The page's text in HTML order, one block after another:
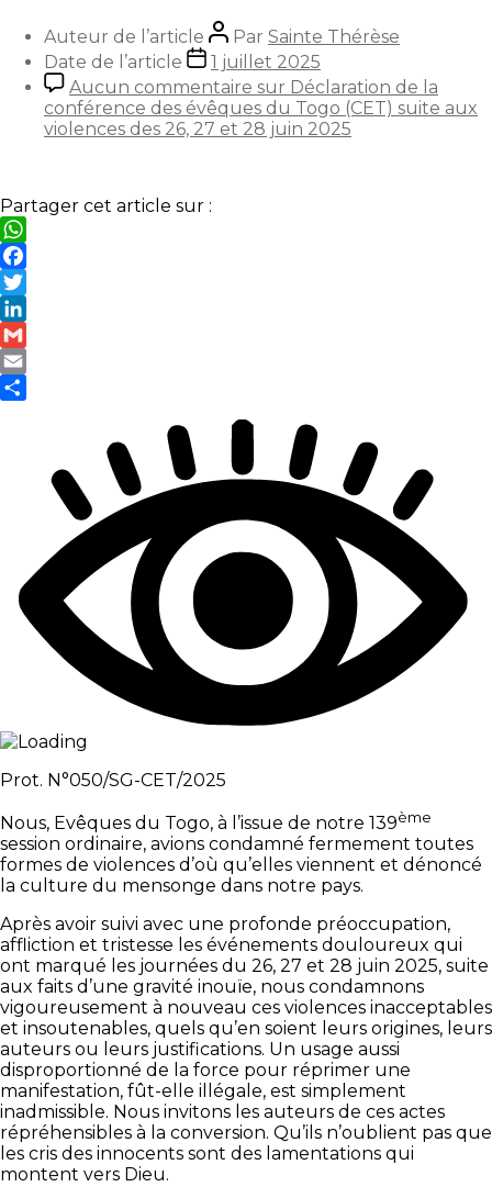
Auteur de l’article Par Sainte Thérèse
Date de l’article
1 juillet 2025
Aucun commentaire sur Déclaration de la
conférence des évêques du Togo (CET) suite aux
violences des 26, 27 et 28 juin 2025
Partager cet article sur :
WhatsApp
Facebook
Twitter
LinkedIn
Gmail
Email
Prot. N°050/SG-CET/2025
Nous, Evêques du Togo, à l’issue de notre 139ème
session ordinaire, avions condamné fermement toutes
formes de violences d’où qu’elles viennent et dénoncé
la culture du mensonge dans notre pays.
Après avoir suivi avec une profonde préoccupation,
affliction et tristesse les événements douloureux qui
ont marqué les journées du 26, 27 et 28 juin 2025, suite
aux faits d’une gravité inouïe, nous condamnons
vigoureusement à nouveau ces violences inacceptables
et insoutenables, quels qu’en soient leurs origines, leurs
auteurs ou leurs justifications. Un usage aussi
disproportionné de la force pour réprimer une
manifestation, fût-elle illégale, est simplement
inadmissible. Nous invitons les auteurs de ces actes
répréhensibles à la conversion. Qu’ils n’oublient pas que
les cris des innocents sont des lamentations qui
montent vers Dieu.